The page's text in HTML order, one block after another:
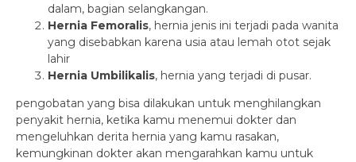
dalam, bagian selangkangan.
Hernia Femoralis, hernia jenis ini terjadi pada wanita
yang disebabkan karena usia atau lemah otot sejak
lahir
Hernia Umbilikalis, hernia yang terjadi di pusar.
pengobatan yang bisa dilakukan untuk menghilangkan
penyakit hernia, ketika kamu menemui dokter dan
mengeluhkan derita hernia yang kamu rasakan,
kemungkinan dokter akan mengarahkan kamu untuk